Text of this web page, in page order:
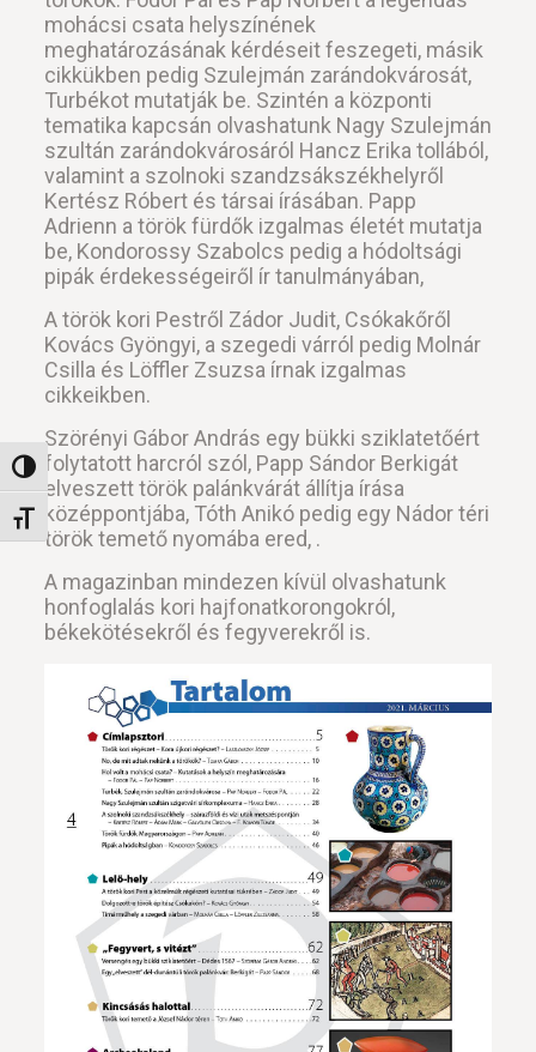
Nagy kontraszt váltása
Betűméret váltása
mohácsi csata helyszínének
meghatározásának kérdéseit feszegeti, másik
cikkükben pedig Szulejmán zarándokvárosát,
Turbékot mutatják be. Szintén a központi
tematika kapcsán olvashatunk Nagy Szulejmán
szultán zarándokvárosáról Hancz Erika tollából,
valamint a szolnoki szandzsákszékhelyről
Kertész Róbert és társai írásában. Papp
Adrienn a török fürdők izgalmas életét mutatja
be, Kondorossy Szabolcs pedig a hódoltsági
pipák érdekességeiről ír tanulmányában,
A török kori Pestről Zádor Judit, Csókakőről
Kovács Gyöngyi, a szegedi várról pedig Molnár
Csilla és Löffler Zsuzsa írnak izgalmas
cikkeikben.
Szörényi Gábor András egy bükki sziklatetőért
folytatott harcról szól, Papp Sándor Berkigát
elveszett török palánkvárát állítja írása
középpontjába, Tóth Anikó pedig egy Nádor téri
török temető nyomába ered, .
A magazinban mindezen kívül olvashatunk
honfoglalás kori hajfonatkorongokról,
békekötésekről és fegyverekről is.